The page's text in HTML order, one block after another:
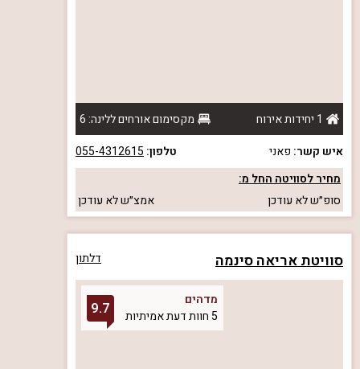
1 יחידות אירוח
מקסימום אורחים ללינה: 6
איש קשר: פאני טלפון: 055-4312615
מחיר לסוויטה החל מ:
סופ״שלא עודכן אמצ״שלא עודכן
סוויטת אריאה סינמה דלתון
מדהים
5 חוות דעת אמיתיות
9.7